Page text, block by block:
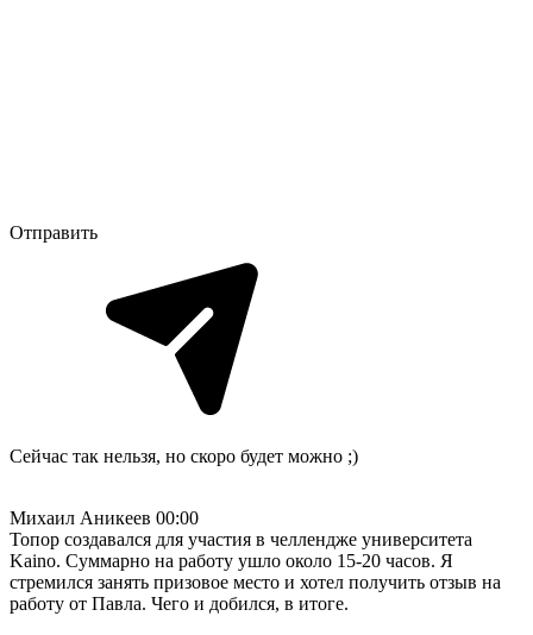
Отправить
Сейчас так нельзя, но скоро будет можно ;)
Михаил Аникеев 00:00
Топор создавался для участия в челлендже университета
Kaino. Суммарно на работу ушло около 15-20 часов. Я
стремился занять призовое место и хотел получить отзыв на
работу от Павла. Чего и добился, в итоге.